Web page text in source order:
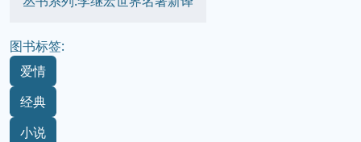
图书标签:
爱情
经典
小说